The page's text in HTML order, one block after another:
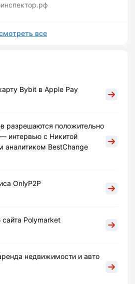
все
Bybit в Apple Pay
разрешаются положительно
интервью с Никитой
BestChange
OnlyP2P
Polymarket
недвижимости и авто